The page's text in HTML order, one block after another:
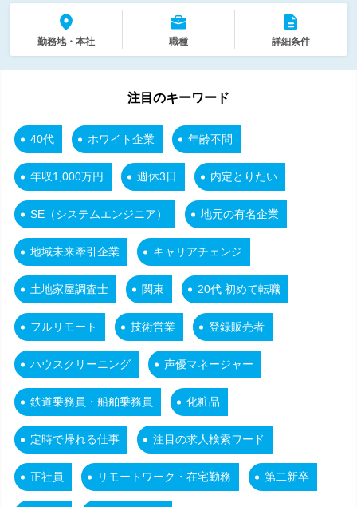
勤務地・本社 職種 詳細条件
注目のキーワード
40代 ホワイト企業 年齢不問
年収1,000万円 週休3日 内定とりたい
SE（システムエンジニア） 地元の有名企業
地域未来牽引企業 キャリアチェンジ
土地家屋調査士 関東 20代 初めて転職
フルリモート 技術営業 登録販売者
ハウスクリーニング 声優マネージャー
鉄道乗務員・船舶乗務員 化粧品
定時で帰れる仕事 注目の求人検索ワード
正社員 リモートワーク・在宅勤務 第二新卒